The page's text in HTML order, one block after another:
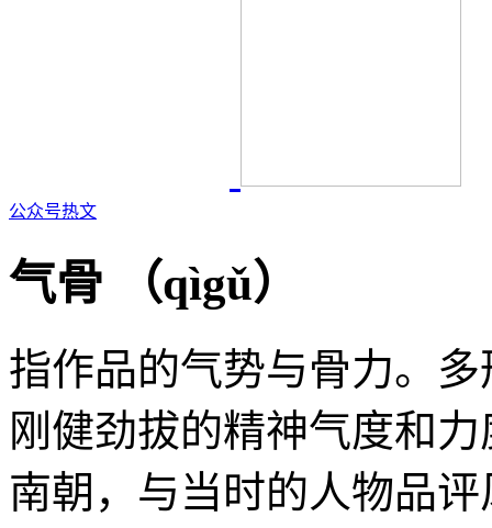
公众号热文
气骨 （qìgǔ）
指作品的气势与骨力。
刚健劲拔的精神气度和
南朝，与当时的人物品